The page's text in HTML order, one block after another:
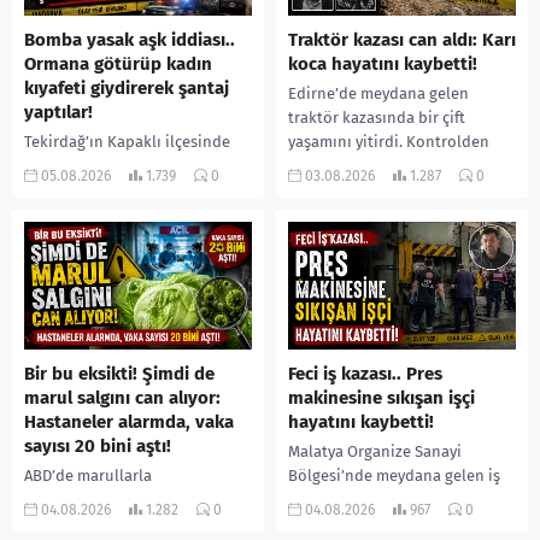
Bomba yasak aşk iddiası..
Ormana götürüp kadın
kıyafeti giydirerek şantaj
yaptılar!
Tekirdağ’ın Kapaklı ilçesinde
bir kişiyi, arkadaşının eşiyle
kadın kıyafetleri giydirdiği,
özür videosu çektirip...
05.08.2026 1.739 0
Traktör kazası can aldı: Karı
koca hayatını kaybetti!
Edirne’de meydana gelen
traktör kazasında bir çift
yaşamını yitirdi. Kontrolden
çıkarak devrilen traktörün
03.08.2026 1.287 0
Bir bu eksikti! Şimdi de
marul salgını can alıyor:
Hastaneler alarmda, vaka
sayısı 20 bini aştı!
ABD’de marullarla
ilişkilendirilen siklospora
04.08.2026 1.282 0
Feci iş kazası.. Pres
makinesine sıkışan işçi
hayatını kaybetti!
Malatya Organize Sanayi
Bölgesi’nde meydana gelen iş
kazasında, pres makinesine
04.08.2026 967 0